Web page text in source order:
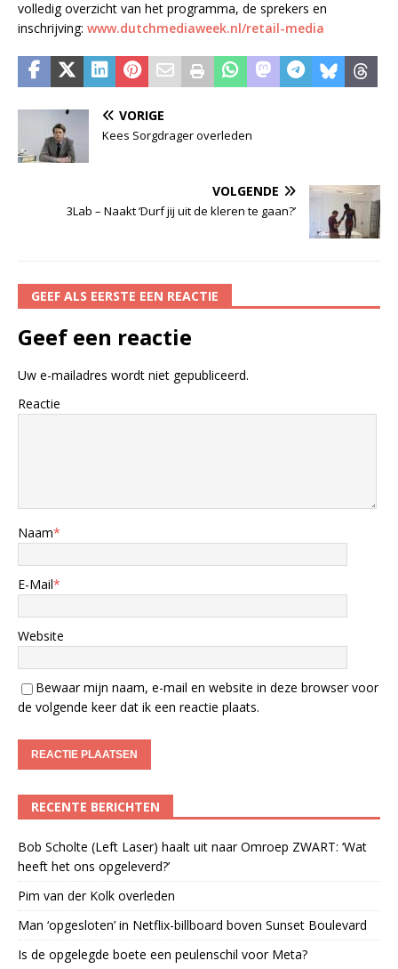
volledig overzicht van het programma, de sprekers en
inschrijving: www.dutchmediaweek.nl/retail-media
VORIGE
Kees Sorgdrager overleden
VOLGENDE
3Lab – Naakt ‘Durf jij uit de kleren te gaan?’
GEEF ALS EERSTE EEN REACTIE
Geef een reactie
Uw e-mailadres wordt niet gepubliceerd.
Reactie
Naam*
E-Mail*
Website
Bewaar mijn naam, e-mail en website in deze browser voor
de volgende keer dat ik een reactie plaats.
RECENTE BERICHTEN
Bob Scholte (Left Laser) haalt uit naar Omroep ZWART: ‘Wat
heeft het ons opgeleverd?’
Pim van der Kolk overleden
Man ‘opgesloten’ in Netflix-billboard boven Sunset Boulevard
Is de opgelegde boete een peulenschil voor Meta?